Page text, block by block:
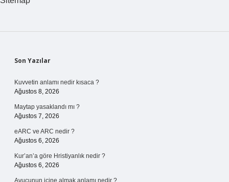
Sidebar
Son Yazılar
Kuvvetin anlamı nedir kısaca ?
Ağustos 8, 2026
Maytap yasaklandı mı ?
Ağustos 7, 2026
eARC ve ARC nedir ?
Ağustos 6, 2026
Kur’an’a göre Hristiyanlık nedir ?
Ağustos 6, 2026
Avucunun içine almak anlamı nedir ?